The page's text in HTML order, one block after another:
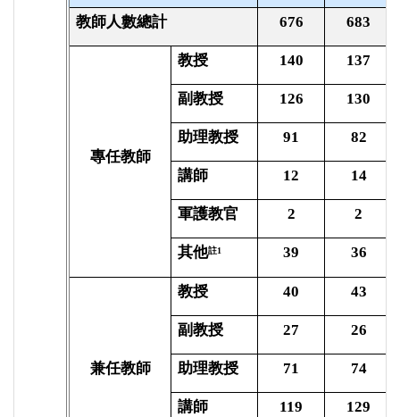
教師人數總計 676 683
專任教師
教授 140 137
副教授 126 130
助理教授 91 82
講師 12 14
軍護教官 2 2
其他註1 39 36
兼任教師
教授 40 43
副教授 27 26
助理教授 71 74
講師 119 129